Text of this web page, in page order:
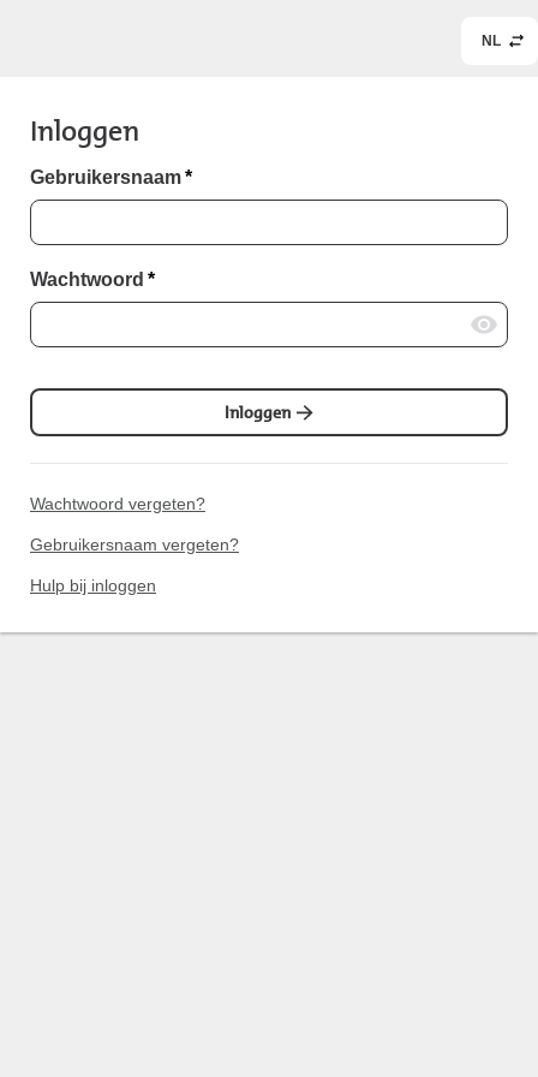
NL
Inloggen
Gebruikersnaam*
Wachtwoord *
Inloggen
Wachtwoord vergeten?
Gebruikersnaam vergeten?
Hulp bij inloggen